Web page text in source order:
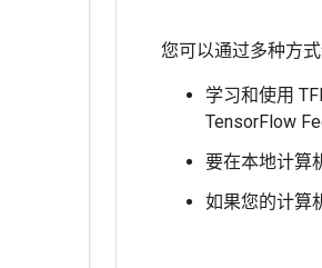
您可以通过多种方
学习和使用
TensorFlow
要在本地计算
如果您的计算